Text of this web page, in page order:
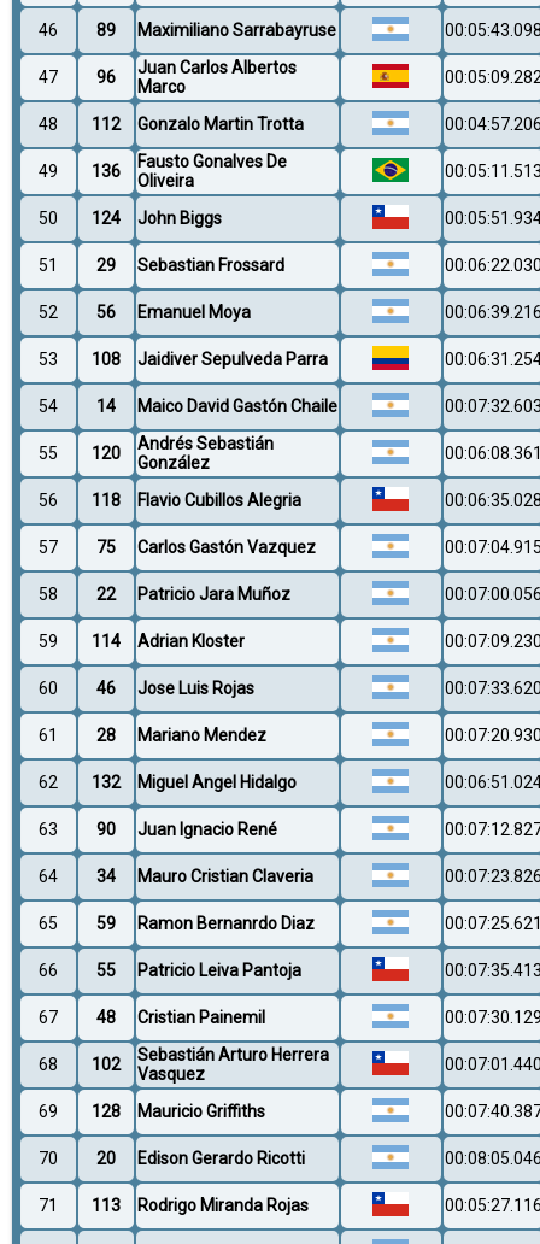
46 89 Maximiliano Sarrabayruse
47 96
Juan Carlos Albertos
Marco
48 112 Gonzalo Martin Trotta
49 136
Fausto Gonalves De
Oliveira
50 124 John Biggs
51 29 Sebastian Frossard
52 56 Emanuel Moya
53 108 Jaidiver Sepulveda Parra
54 14 Maico David Gastón Chaile
55 120
Andrés Sebastián
González
56 118 Flavio Cubillos Alegria
57 75 Carlos Gastón Vazquez
58 22 Patricio Jara Muñoz
59 114 Adrian Kloster
60 46 Jose Luis Rojas
61 28 Mariano Mendez
62 132 Miguel Angel Hidalgo
63 90 Juan Ignacio René
64 34 Mauro Cristian Claveria
65 59 Ramon Bernanrdo Diaz
66 55 Patricio Leiva Pantoja
67 48 Cristian Painemil
68 102
Sebastián Arturo Herrera
Vasquez
69 128 Mauricio Griffiths
70 20 Edison Gerardo Ricotti
71 113 Rodrigo Miranda Rojas